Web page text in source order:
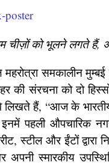
चीज़ों को भूलने लगते हैं,
महरोत्रा समकालीन
की संरचना को दो
लिखते हैं, “आज के
पहली औपचारिक
स्टील और ईंटों द्वारा
स्मारकीय